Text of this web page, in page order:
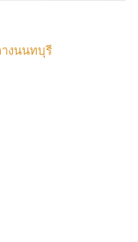
งนนทบุรี